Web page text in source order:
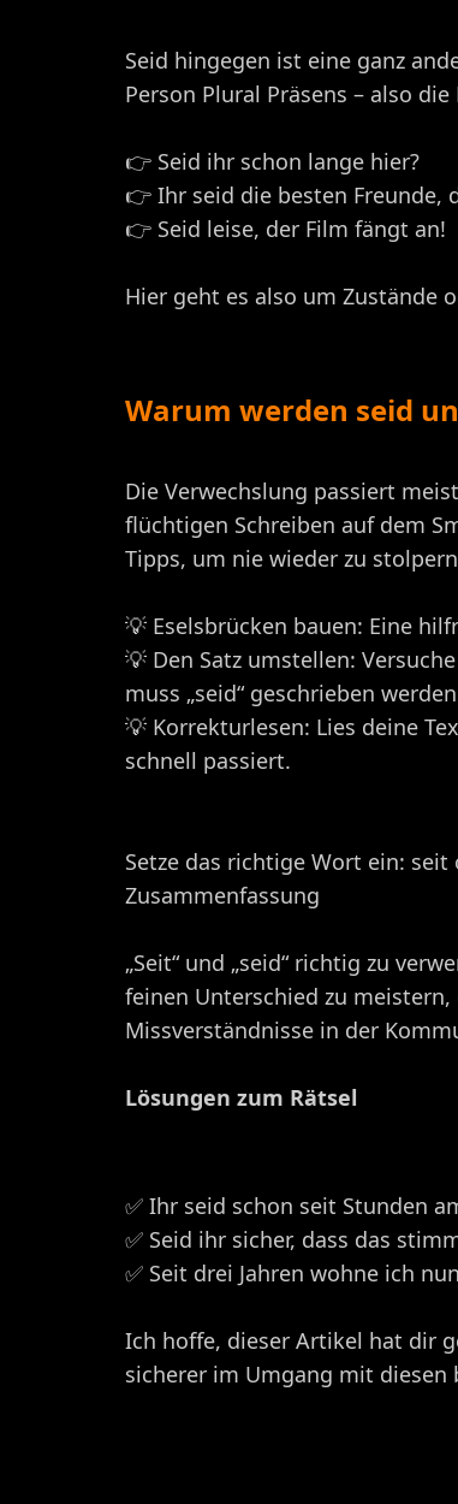
Seid hingegen ist eine ganz
Person Plural Präsens – also
👉 Seid ihr schon lange hier?
👉 Ihr seid die besten Freunde,
👉 Seid leise, der Film fängt an!
Hier geht es also um Zustände
Warum werden seid
Die Verwechslung passiert
flüchtigen Schreiben auf dem
Tipps, um nie wieder zu stolpern
💡 Eselsbrücken bauen: Eine
💡 Den Satz umstellen:
muss „seid“ geschrieben
💡 Korrekturlesen: Lies deine
schnell passiert.
Setze das richtige Wort ein:
Zusammenfassung
„Seit“ und „seid“ richtig zu
feinen Unterschied zu
Missverständnisse in der
Lösungen zum Rätsel
✅ Ihr seid schon seit Stunden
✅ Seid ihr sicher, dass das
✅ Seit drei Jahren wohne ich
Ich hoffe, dieser Artikel hat dir
sicherer im Umgang mit diesen